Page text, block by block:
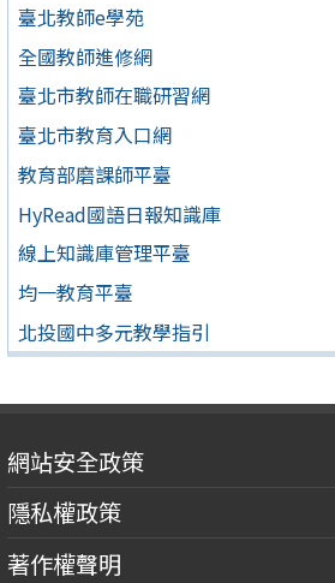
臺北教師e學苑
全國教師進修網
臺北市教師在職研習網
臺北市教育入口網
教育部磨課師平臺
HyRead國語日報知識庫
線上知識庫管理平臺
均一教育平臺
北投國中多元教學指引
網站安全政策
隱私權政策
著作權聲明